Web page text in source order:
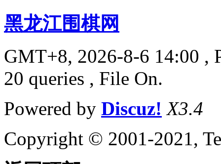
黑龙江围棋网
GMT+8, 2026-8-6 14:00 ,
20 queries , File On.
Powered by Discuz! X3.4
Copyright © 2001-2021,